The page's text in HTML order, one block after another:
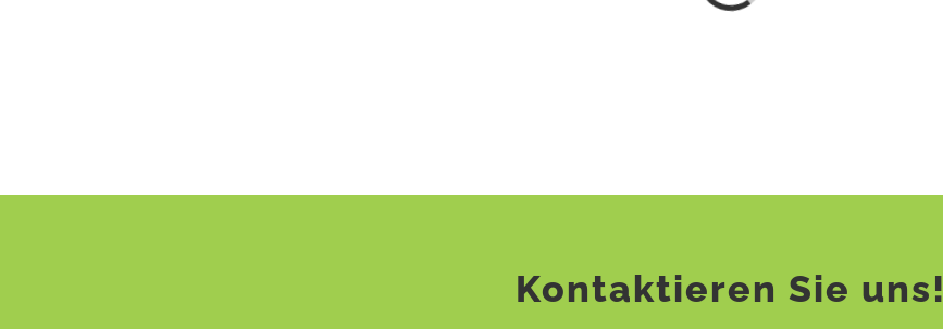
Kontaktieren Sie uns!